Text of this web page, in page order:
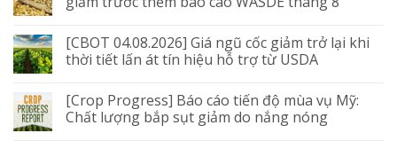
[CBOT 04.08.2026] Giá ngũ cốc giảm trở lại khi
thời tiết lấn át tín hiệu hỗ trợ từ USDA
[Crop Progress] Báo cáo tiến độ mùa vụ Mỹ:
Chất lượng bắp sụt giảm do nắng nóng